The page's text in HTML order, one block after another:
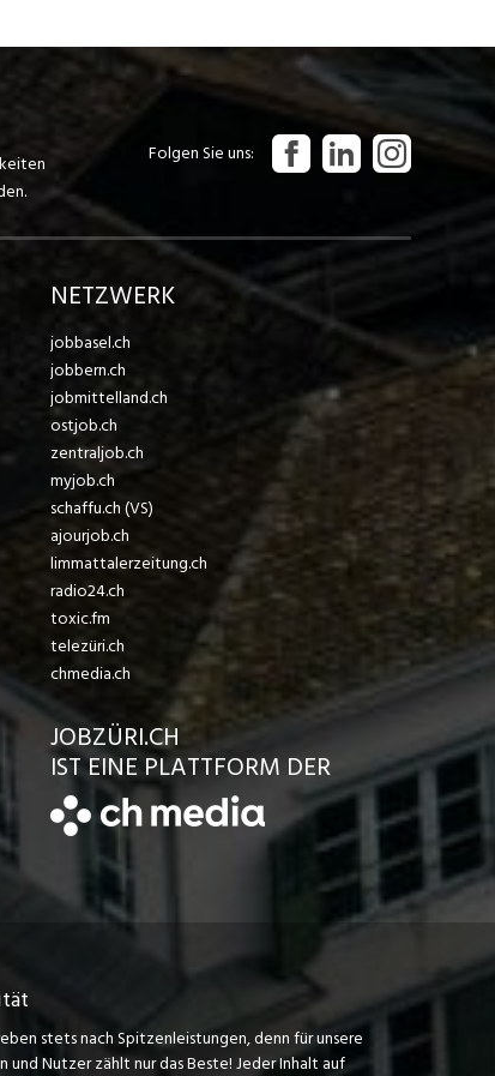
Folgen Sie uns
NETZWERK
jobbasel.ch
jobbern.ch
jobmittelland.ch
ostjob.ch
zentraljob.ch
myjob.ch
schaffu.ch (VS)
ajourjob.ch
limmattalerzeitung.ch
radio24.ch
toxic.fm
telezüri.ch
chmedia.ch
JOBZÜRI.CH
IST EINE PLATTFORM DER
stets nach Spitzenleistungen, denn für unsere
und Nutzer zählt nur das Beste! Jeder Inhalt auf